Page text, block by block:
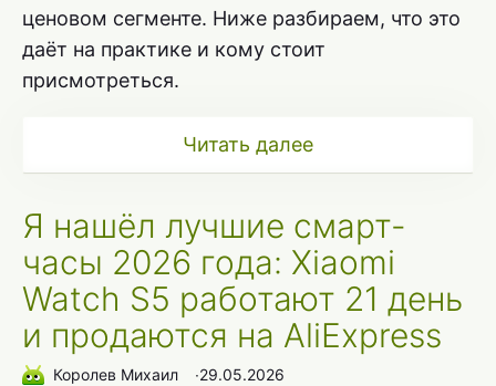
ценовом сегменте. Ниже разбираем, что это
даёт на практике и кому стоит
присмотреться.
Читать далее
Я нашёл лучшие смарт-
часы 2026 года: Xiaomi
Watch S5 работают 21 день
и продаются на AliExpress
Королев Михаил ∙29.05.2026